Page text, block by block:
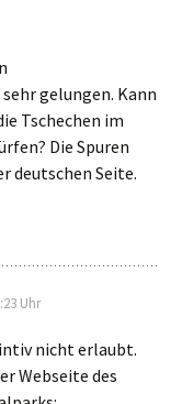
gelungen. Kann
Tschechen im
Die Spuren
deutschen Seite.
Uhr
nicht erlaubt.
Webseite des